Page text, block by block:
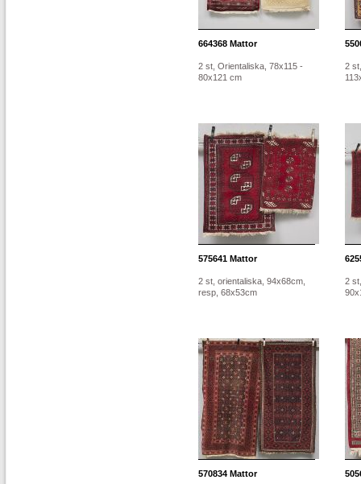
664368 Mattor
2 st, Orientaliska, 78x115 -
80x121 cm
2
575641 Mattor
2 st, orientaliska, 94x68cm,
resp, 68x53cm
2
570834 Mattor